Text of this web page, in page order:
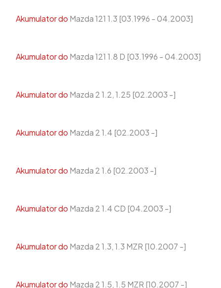
Akumulator do Mazda 121 1.3 [03.1996 - 04.2003]
Akumulator do Mazda 121 1.8 D [03.1996 - 04.2003]
Akumulator do Mazda 2 1.2, 1.25 [02.2003 -]
Akumulator do Mazda 2 1.4 [02.2003 -]
Akumulator do Mazda 2 1.6 [02.2003 -]
Akumulator do Mazda 2 1.4 CD [04.2003 -]
Akumulator do Mazda 2 1.3, 1.3 MZR [10.2007 -]
Akumulator do Mazda 2 1.5, 1.5 MZR [10.2007 -]